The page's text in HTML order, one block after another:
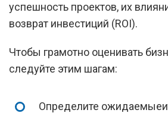
успешность проектов, их
возврат инвестиций (ROI).
Чтобы грамотно оценивать
следуйте этим шагам:
Определите